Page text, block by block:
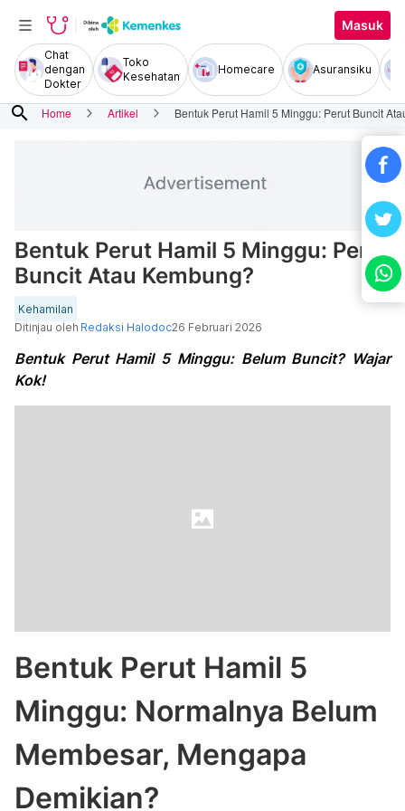
Masuk
Chat
dengan
Dokter
Toko
Kesehatan
Homecare Asuransiku
search Home Artikel Bentuk Perut Hamil 5 Minggu: Perut Buncit
Bentuk Perut Hamil 5 Minggu: Perut
Buncit Atau Kembung?
Kehamilan
Ditinjau oleh Redaksi Halodoc26 Februari 2026
Bentuk Perut Hamil 5 Minggu: Belum Buncit? Wajar
Kok!
Bentuk Perut Hamil 5
Minggu: Normalnya Belum
Membesar, Mengapa
Demikian?